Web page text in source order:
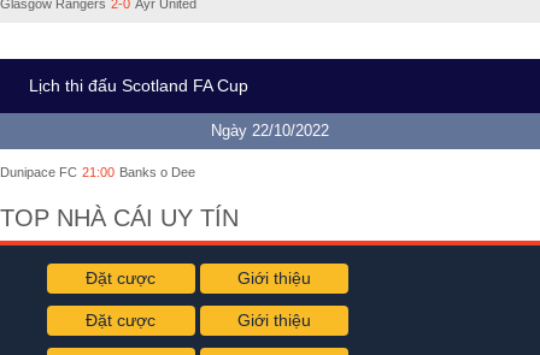
Glasgow Rangers 2-0 Ayr United
Lịch thi đấu Scotland FA Cup
Ngày 22/10/2022
Dunipace FC 21:00 Banks o Dee
TOP NHÀ CÁI UY TÍN
Đặt cược Giới thiệu
Đặt cược Giới thiệu